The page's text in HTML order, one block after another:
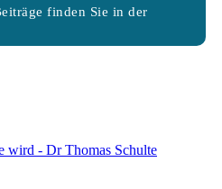
finden Sie in der